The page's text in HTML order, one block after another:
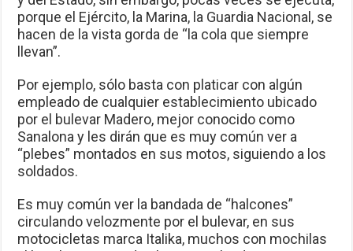
porque el Ejército, la Marina, la Guardia Nacional, se
hacen de la vista gorda de “la cola que siempre
llevan”.
Por ejemplo, sólo basta con platicar con algún
empleado de cualquier establecimiento ubicado
por el bulevar Madero, mejor conocido como
Sanalona y les dirán que es muy común ver a
“plebes” montados en sus motos, siguiendo a los
soldados.
Es muy común ver la bandada de “halcones”
circulando velozmente por el bulevar, en sus
motocicletas marca Italika, muchos con mochilas